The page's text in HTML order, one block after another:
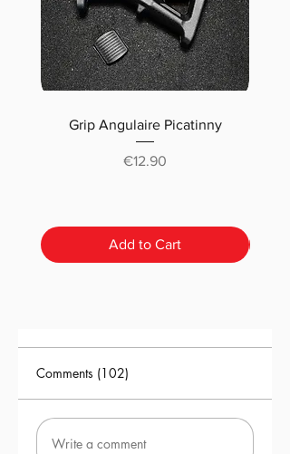
Grip Angulaire Picatinny
Price
€12.90
Add to Cart
Comments (102)
Write a comment